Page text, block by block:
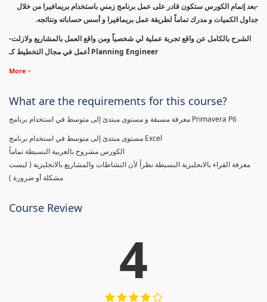
-بعد إتمام الكورس ستكون قادر على عمل برنامج زمني باستخدام بريمافيرا من خلال
جداول الكميات و مدرك تماماً لطريقة عمل بريمافيرا و أسس حساباته ونتائجه.
-الشرح بالكامل عن واقع تجربة عملية لي شخصياً ومن واقع العمل بالمشاريع ولازلت
أعمل في مجال التخطيط كـ Planning Engineer
More
What are the requirements for this course?
معرفة مسبقة و مستوى مبتدئ إلى متوسط في استخدام برنامج Primavera P6
مستوى مبتدئ إلى متوسط في استخدام برنامج Excel
الكورس مشروح بالعربية البسيطة تماماً
معرفة القراء بالانجليزية البسيطة نظراً لأن النشاطات والمشاريع بالانجليزية ( ليست
مشكلة أو ضرورة )
Course Review
4